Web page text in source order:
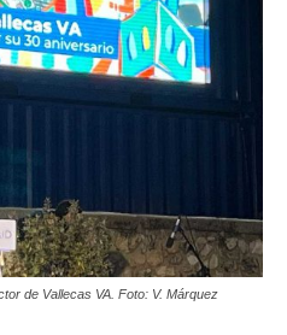
de Vallecas VA. Foto: V. Márquez